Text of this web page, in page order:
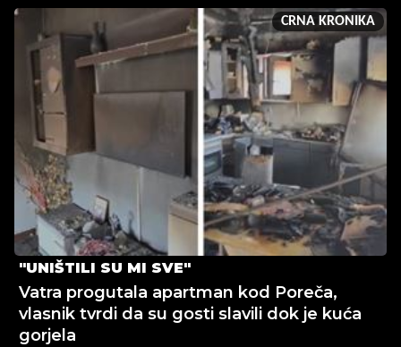
CRNA KRONIKA
"UNIŠTILI SU MI SVE"
Vatra progutala apartman kod Poreča,
vlasnik tvrdi da su gosti slavili dok je kuća
gorjela